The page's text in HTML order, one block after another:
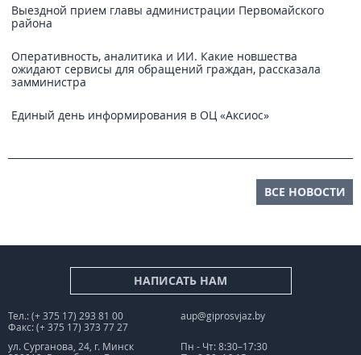
Выездной прием главы администрации Первомайского
района
Оперативность, аналитика и ИИ. Какие новшества
ожидают сервисы для обращений граждан, рассказала
замминистра
Единый день информирования в ОЦ «Аксиос»
ВСЕ НОВОСТИ
НАПИСАТЬ НАМ
Тел.: (+ 375 17) 293 81 00
Факс: (+ 375 17) 373 77 27
aup@giprosvjaz.by
ул. Сурганова, 24, г. Минск
Пн - Чт: 8:30–17:30